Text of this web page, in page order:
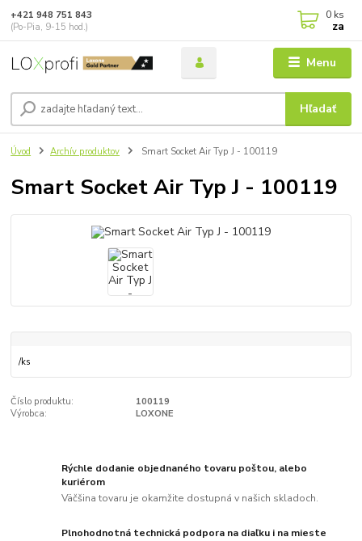
Menu
Hľadať
+421 948 751 843
(Po-Pia, 9-15 hod.)
0 ks
za
Úvod Archív produktov Smart Socket Air Typ J - 100119
Smart Socket Air Typ J - 100119
/ks
Číslo produktu:
100119
Výrobca:
LOXONE
Rýchle dodanie objednaného tovaru poštou, alebo
kuriérom
Väčšina tovaru je okamžite dostupná v našich skladoch.
Plnohodnotná technická podpora na diaľku i na mieste